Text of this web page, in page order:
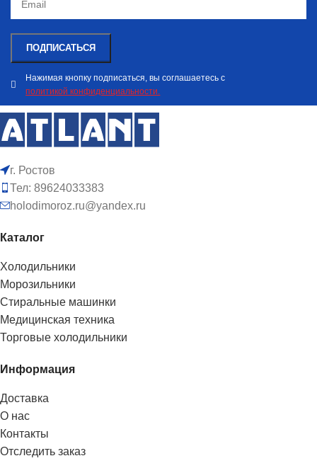
Нажимая кнопку подписаться, вы соглашаетесь с
политикой конфиденциальности.
г. Ростов
Тел: 89624033383
holodimoroz.ru@yandex.ru
Каталог
Холодильники
Морозильники
Стиральные машинки
Медицинская техника
Торговые холодильники
Информация
Доставка
О нас
Контакты
Отследить заказ